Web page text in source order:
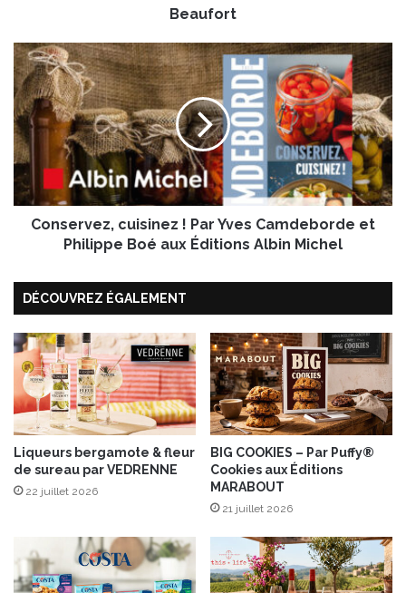
u
t
o
m
n
e
t
o
u
n
f
o
t
a
u
B
e
a
r
t
Beaufort
C
o
n
s
e
r
v
e
z
i
i
n
e
!
P
a
r
Y
v
a
m
Conservez, cuisinez ! Par Yves Camdeborde et
Philippe Boé aux Éditions Albin Michel
DÉCOUVREZ ÉGALEMENT
Liqueurs bergamote & fleur
de sureau par VEDRENNE
22 juillet 2026
BIG COOKIES – Par Puffy®
Cookies aux Éditions
MARABOUT
21 juillet 2026